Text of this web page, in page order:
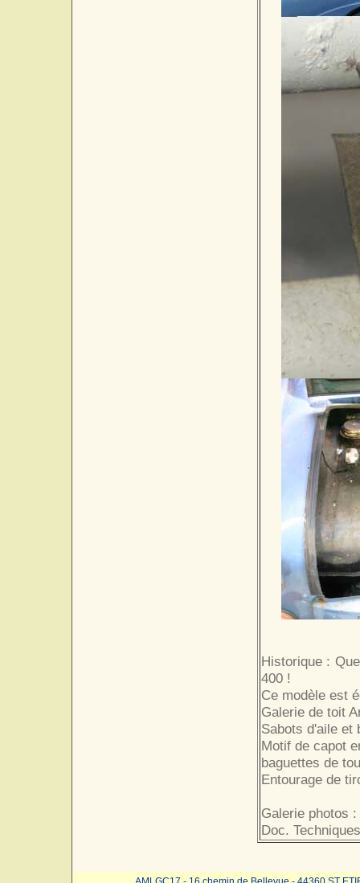
Historique :
400 !
Ce modèle est
Galerie de toit
Sabots d'aile et
Motif de capot
baguettes de
Entourage de
Galerie photos :
Doc.